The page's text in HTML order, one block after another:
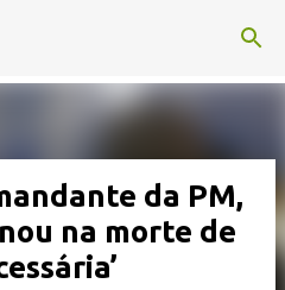
principal
da PM,
na morte de